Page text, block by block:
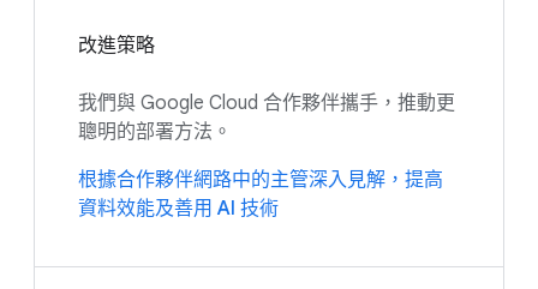
改進策略
我們與 Google Cloud 合作夥伴攜手，推動更
聰明的部署方法。
根據合作夥伴網路中的主管深入見解，提高
資料效能及善用 AI 技術